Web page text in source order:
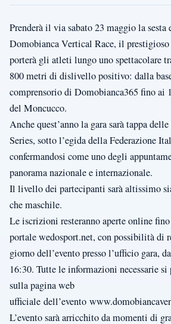
Prenderà il via sabato 23 maggio la
Domobianca Vertical Race, il
porterà gli atleti lungo uno spettacolare
800 metri di dislivello positivo: dalla
comprensorio di Domobianca365 fino ai
del Moncucco.
Anche quest’anno la gara sarà tappa
Series, sotto l’egida della Federazione
confermandosi come uno degli
panorama nazionale e internazionale.
Il livello dei partecipanti sarà altissimo
che maschile.
Le iscrizioni resteranno aperte online
portale wedosport.net, con possibilità di
giorno dell’evento presso l’ufficio gara,
16:30. Tutte le informazioni necessarie si
sulla pagina web
ufficiale dell’evento
L’evento sarà arricchito da momenti di